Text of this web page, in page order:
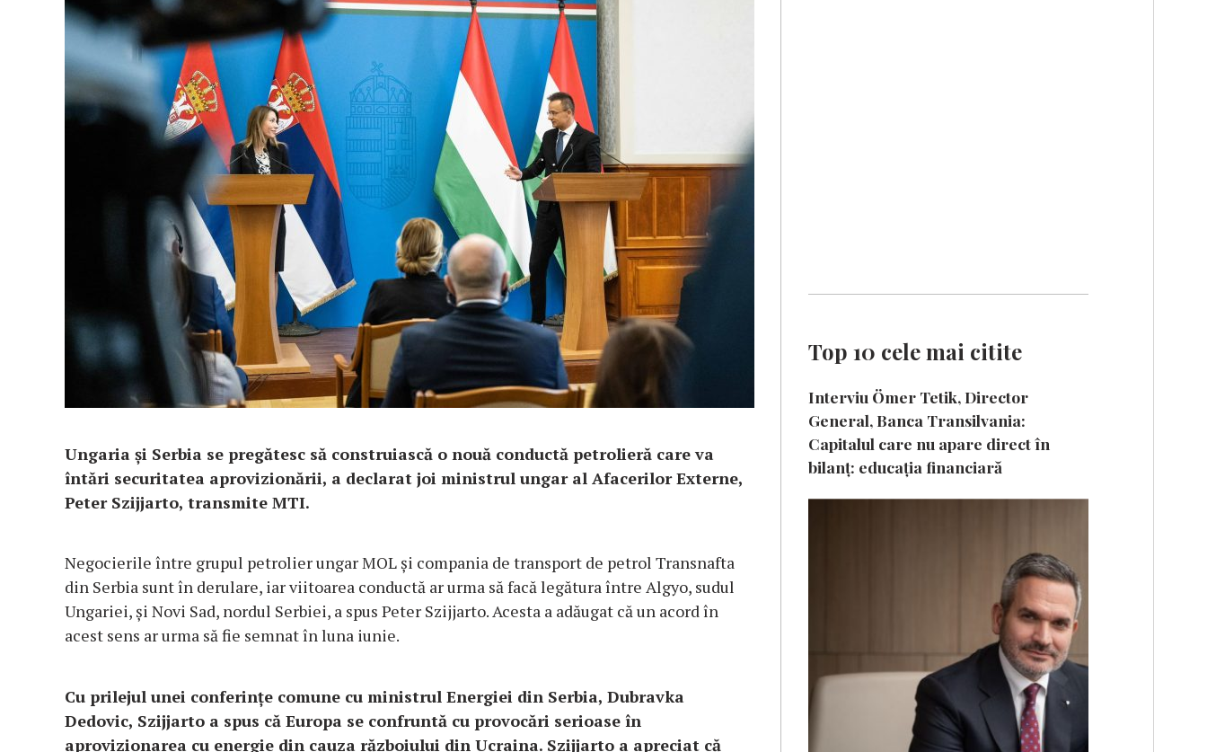
Ungaria şi Serbia se pregătesc să construiască o nouă conductă petrolieră care va
întări securitatea aprovizionării, a declarat joi ministrul ungar al Afacerilor Externe,
Peter Szijjarto, transmite MTI.
Negocierile între grupul petrolier ungar MOL şi compania de transport de petrol Transnafta
din Serbia sunt în derulare, iar viitoarea conductă ar urma să facă legătura între Algyo, sudul
Ungariei, şi Novi Sad, nordul Serbiei, a spus Peter Szijjarto. Acesta a adăugat că un acord în
acest sens ar urma să fie semnat în luna iunie.
Cu prilejul unei conferinţe comune cu ministrul Energiei din Serbia, Dubravka
Dedovic, Szijjarto a spus că Europa se confruntă cu provocări serioase în
aprovizionarea cu energie din cauza războiului din Ucraina. Szijjarto a apreciat că
Top 10 cele mai citite
Interviu Ömer Tetik, Director
General, Banca Transilvania:
Capitalul care nu apare direct în
bilanț: educația financiară